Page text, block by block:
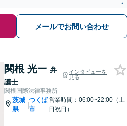
メールでお問い合わせ
関根 光一 弁
護士
インタビューを
見る
関根国際法律事務所
茨城
県
|
つくば
市
営業時間：06:00~22:00（土
日祝日）